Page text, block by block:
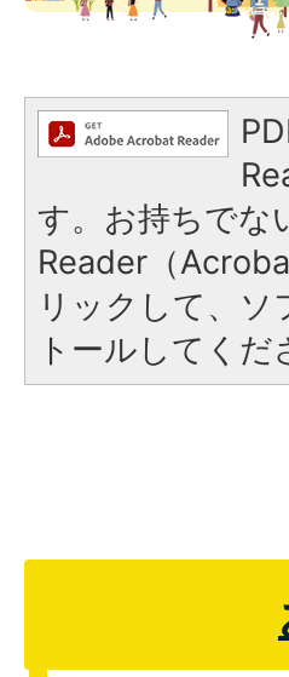
す。お持ちでな
Reader（
リックして、
トールしてくだ